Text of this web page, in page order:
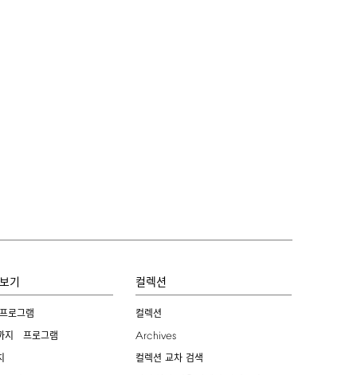
기
로그램
지 프로그램
컬렉션
컬렉션
Archives
컬렉션 교차 검색